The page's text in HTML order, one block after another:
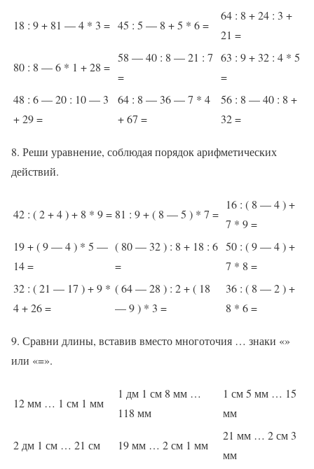
18 : 9 + 81 — 4 * 3 = 45 : 5 — 8 + 5 * 6 =
64 : 8 + 24 : 3 +
21 =
80 : 8 — 6 * 1 + 28 =
58 — 40 : 8 — 21 : 7
=
63 : 9 + 32 : 4 * 5
=
48 : 6 — 20 : 10 — 3
+ 29 =
64 : 8 — 36 — 7 * 4
+ 67 =
56 : 8 — 40 : 8 +
32 =
8. Реши уравнение, соблюдая порядок арифметических
действий.
42 : ( 2 + 4 ) + 8 * 9 = 81 : 9 + ( 8 — 5 ) * 7 =
16 : ( 8 — 4 ) +
7 * 9 =
19 + ( 9 — 4 ) * 5 —
14 =
( 80 — 32 ) : 8 + 18 : 6
=
50 : ( 9 — 4 ) +
7 * 8 =
32 : ( 21 — 17 ) + 9 *
4 + 26 =
( 64 — 28 ) : 2 + ( 18
— 9 ) * 3 =
36 : ( 8 — 2 ) +
8 * 6 =
9. Сравни длины, вставив вместо многоточия … знаки «»
или «=».
12 мм … 1 см 1 мм
1 дм 1 см 8 мм …
118 мм
1 см 5 мм … 15
мм
2 дм 1 см … 21 см 19 мм … 2 см 1 мм
21 мм … 2 см 3
мм